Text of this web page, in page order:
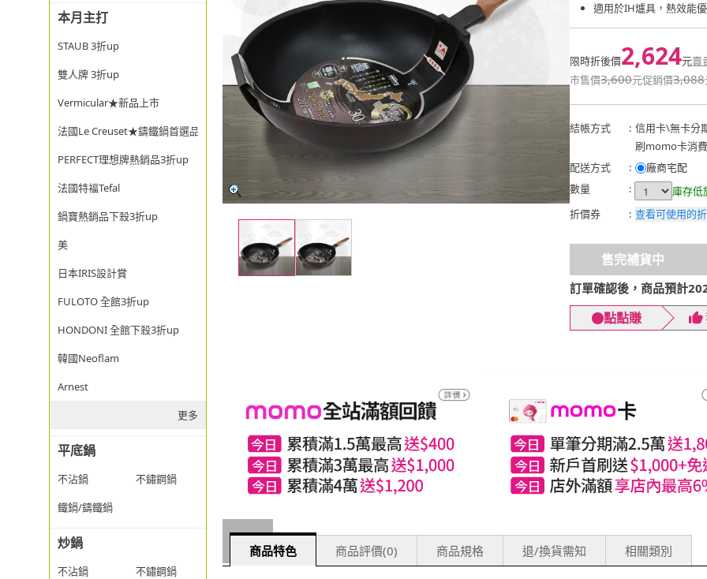
本月主打
STAUB 3折up
雙人牌 3折up
Vermicular★新品上市
法國Le Creuset★鑄鐵鍋首選品牌
PERFECT理想牌熱銷品3折up
法國特福Tefal
鍋寶熱銷品下殺3折up
美
日本IRIS設計賞
FULOTO 全館3折up
HONDONI 全館下殺3折up
韓國Neoflam
Arnest
更多
平底鍋
不沾鍋
不鏽鋼鍋
鐵鍋/鑄鐵鍋
炒鍋
不沾鍋
不鏽鋼鍋
適用於IH爐具，熱效能
限時折後價2,624元賣
市售價3,600元促銷價3,088
結帳方式 : 信用卡\無卡分
刷momo卡消
配送方式
:
廠商宅配
數量
: 庫存低
折價券
: 查看可使用的
售完補貨中
訂單確認後，商品預計
點點賺
商品特色 商品評價(0) 商品規格 退/換貨需知 相關類別